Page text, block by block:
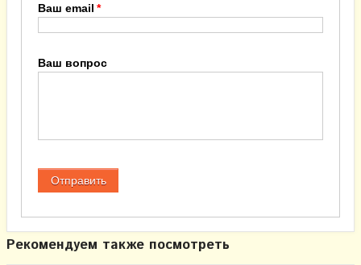
Ваш email
Ваш вопрос
Рекомендуем также посмотреть